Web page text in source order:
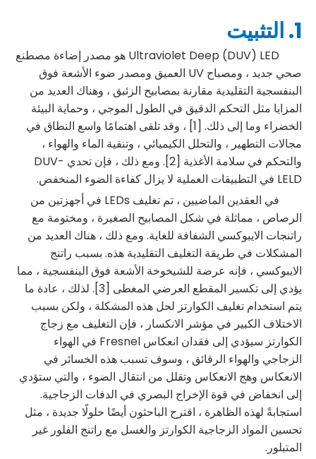
1. التثبيت
Ultraviolet Deep (DUV) LED هو مصدر إضاءة مصطنع
صحي جديد ، ومصباح UV العميق ومصدر ضوء الأشعة فوق
البنفسجية التقليدية مقارنة بمصابيح الزئبق ، وهناك العديد من
المزايا مثل التحكم الدقيق في الطول الموجي ، وحماية البيئة
الخضراء وما إلى ذلك. [1] ، وقد تلقى اهتمامًا واسع النطاق في
مجالات التطهير ، والتحلل الكيميائي ، وتنقية الماء والهواء ،
والتحكم في سلامة الأغذية [2]. ومع ذلك ، فإن تحدي DUV-
LELD في التطبيقات العملية لا يزال كفاءة الضوء المنخفض.
في العقدين الماضيين ، تم تغليف LEDs في أجهزتين من
الرصاص ، مماثلة في شكل المصابيح الصغيرة ، ومختومة مع
راتنجات الايبوكسي الشفافة للغاية. ومع ذلك ، هناك العديد من
المشكلات في طريقة التغليف التقليدية هذه. بسبب راتنج
الايبوكسي ، فإنه عرضة للشيخوخة الأشعة فوق البنفسجية ، مما
يؤدي إلى تكسير المقطع العرضي المغطى [3]. لذلك ، عادة ما
يتم استخدام تغليف الكوارتز لحل هذه المشكلة ، ولكن بسبب
الاختلاف الكبير في مؤشر الانكسار ، فإن التغليف مع زجاج
الكوارتز سيؤدي إلى فقدان انعكاس Fresnel في الهواء
الزجاجي والهواء الرقائق ، وسوف تسبب هذه الخسائر في
الانعكاس وهج الانعكاس وتقلل من انتقال الضوء ، والتي ستؤدي
إلى انخفاض في قوة الإخراج البصري في الدفات الزجاجية.
استجابةً لهذه الظاهرة ، اقترح الباحثون أيضًا حلولًا جديدة ، مثل
تحسين المواد الزجاجية الكوارتز والغسل مع راتنج الفلور غير
المتبلور.